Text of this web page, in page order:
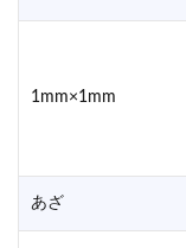
1mm×1mm
あざ